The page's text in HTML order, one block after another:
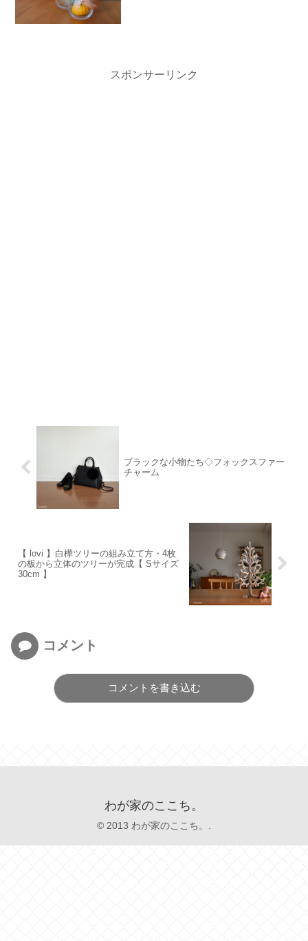
スポンサーリンク
ブラックな小物たち◇フォックスファー
チャーム
【 lovi 】白樺ツリーの組み立て方・4枚
の板から立体のツリーが完成【 Sサイズ
30cm 】
コメント
コメントを書き込む
わが家のここち。
© 2013 わが家のここち。.